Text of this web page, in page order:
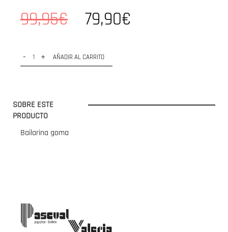
99,95€ 79,90€
- + AÑADIR AL CARRITO
SOBRE ESTE
PRODUCTO
Bailarina goma